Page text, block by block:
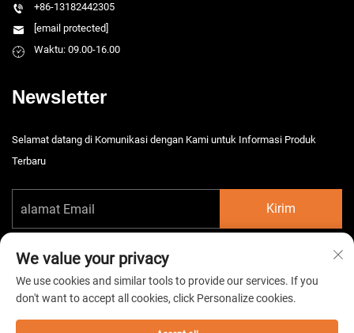
+86-13182442305
[email protected]
Waktu: 09.00-16.00
Newsletter
Selamat datang di Komunikasi dengan Kami untuk Informasi Produk
Terbaru
Kirim
Hak Cipta © 2026 China Taizhou HarsMarg Electromechenical Co. Ltd.
We value your privacy
We use cookies and similar tools to provide our services. If you
don't want to accept all cookies, click Personalize cookies.